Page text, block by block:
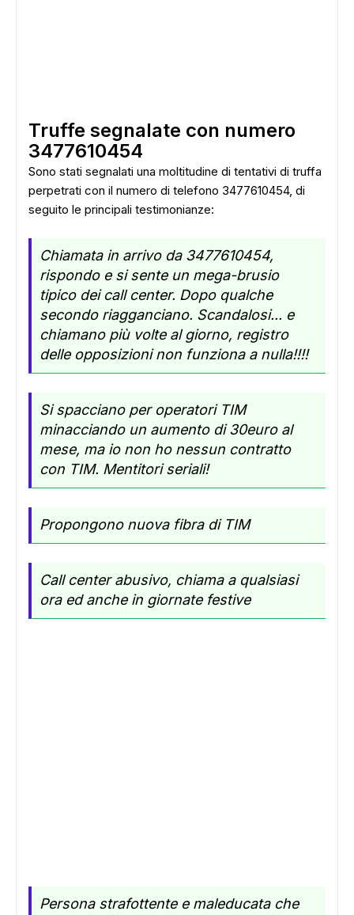
Truffe segnalate con numero
3477610454
Sono stati segnalati una moltitudine di tentativi di truffa
perpetrati con il numero di telefono 3477610454, di
seguito le principali testimonianze:
Chiamata in arrivo da 3477610454,
rispondo e si sente un mega-brusio
tipico dei call center. Dopo qualche
secondo riagganciano. Scandalosi... e
chiamano più volte al giorno, registro
delle opposizioni non funziona a nulla!!!!
Si spacciano per operatori TIM
minacciando un aumento di 30euro al
mese, ma io non ho nessun contratto
con TIM. Mentitori seriali!
Propongono nuova fibra di TIM
Call center abusivo, chiama a qualsiasi
ora ed anche in giornate festive
Persona strafottente e maleducata che